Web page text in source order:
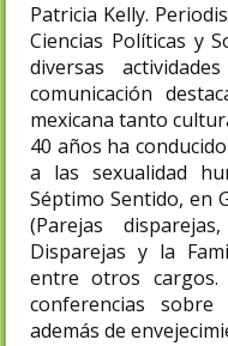
Patricia Kelly.
Ciencias Políticas y
diversas
comunicación
mexicana tanto
40 años ha
a las sexualidad
Séptimo Sentido, en
(Parejas
Disparejas y la
entre otros cargos.
conferencias sobre
además de